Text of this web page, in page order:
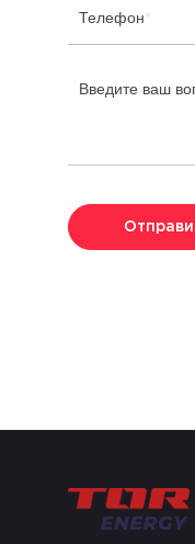
Телефон*
Введите ваш